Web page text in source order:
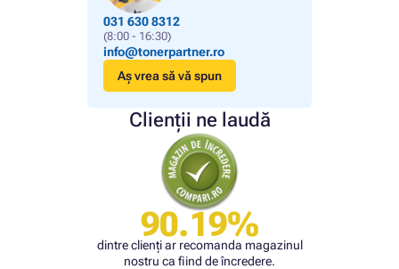
031 630 8312
(8:00 - 16:30)
info@tonerpartner.ro
Aș vrea să vă spun
Clienții ne laudă
90.19%
dintre clienți ar recomanda magazinul
nostru ca fiind de încredere.